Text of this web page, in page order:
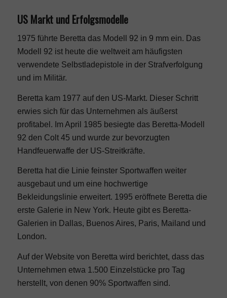
US Markt und Erfolgsmodelle
1975 führte Beretta das Modell 92 in 9 mm ein. Das
Modell 92 ist heute die weltweit am häufigsten
verwendete Selbstladepistole in der Strafverfolgung
und im Militär.
Beretta kam 1977 auf den US-Markt. Dieser Schritt
erwies sich für das Unternehmen als äußerst
profitabel. Im April 1985 besiegte das Beretta-Modell
92 den Colt 45 und wurde zur bevorzugten
Handfeuerwaffe der US-Streitkräfte.
Beretta hat die Linie feinster Sportwaffen weiter
ausgebaut und um eine hochwertige
Bekleidungslinie erweitert. 1995 eröffnete Beretta die
erste Galerie in New York. Heute gibt es Beretta-
Galerien in Dallas, Buenos Aires, Paris, Mailand und
London.
Auf der Website von Beretta wird berichtet, dass das
Unternehmen etwa 1.500 Einzelstücke pro Tag
herstellt, von denen 90% Sportwaffen sind.